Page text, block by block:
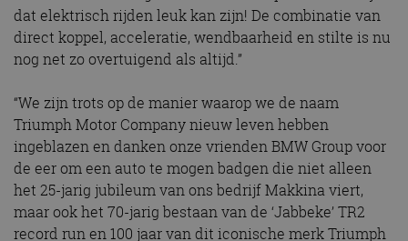
dat elektrisch rijden leuk kan zijn! De combinatie van
direct koppel, acceleratie, wendbaarheid en stilte is nu
nog net zo overtuigend als altijd.”
“We zijn trots op de manier waarop we de naam
Triumph Motor Company nieuw leven hebben
ingeblazen en danken onze vrienden BMW Group voor
de eer om een ​​auto te mogen badgen die niet alleen
het 25-jarig jubileum van ons bedrijf Makkina viert,
maar ook het 70-jarig bestaan ​​van de ‘Jabbeke’ TR2
record run en 100 jaar van dit iconische merk Triumph